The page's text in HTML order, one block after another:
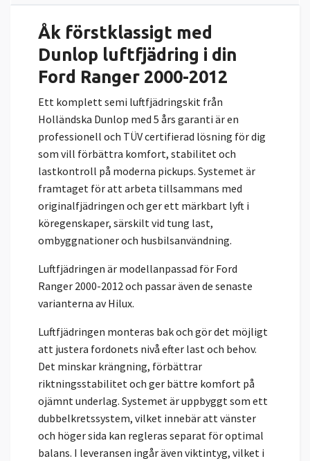
Åk förstklassigt med
Dunlop luftfjädring i din
Ford Ranger 2000-2012
Ett komplett semi luftfjädringskit från
Holländska Dunlop med 5 års garanti är en
professionell och TÜV certifierad lösning för dig
som vill förbättra komfort, stabilitet och
lastkontroll på moderna pickups. Systemet är
framtaget för att arbeta tillsammans med
originalfjädringen och ger ett märkbart lyft i
köregenskaper, särskilt vid tung last,
ombyggnationer och husbilsanvändning.
Luftfjädringen är modellanpassad för Ford
Ranger 2000-2012 och passar även de senaste
varianterna av Hilux.
Luftfjädringen monteras bak och gör det möjligt
att justera fordonets nivå efter last och behov.
Det minskar krängning, förbättrar
riktningsstabilitet och ger bättre komfort på
ojämnt underlag. Systemet är uppbyggt som ett
dubbelkretssystem, vilket innebär att vänster
och höger sida kan regleras separat för optimal
balans. I leveransen ingår även viktintyg, vilket i